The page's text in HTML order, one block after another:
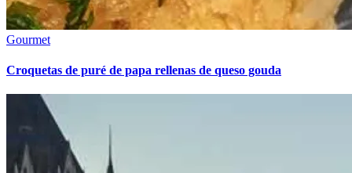
Gourmet
Croquetas de puré de papa rellenas de queso gouda